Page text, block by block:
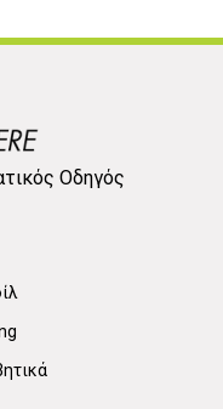
Οδηγός